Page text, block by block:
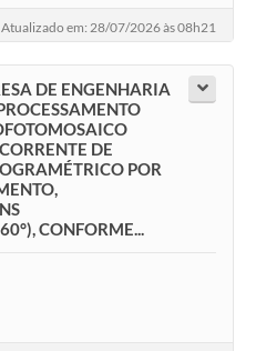
Atualizado em: 28/07/2026 às 08h21
DE ENGENHARIA
DE
POR
CONFORME...